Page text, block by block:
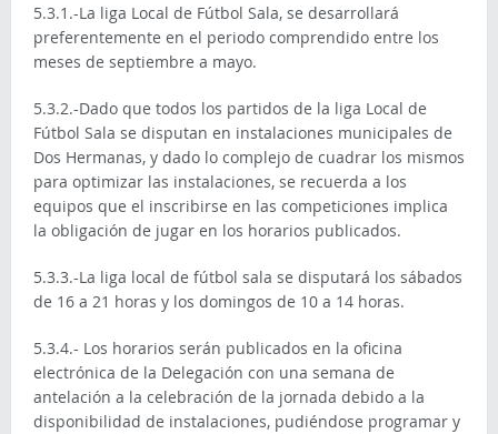
5.3.1.-La liga Local de Fútbol Sala, se desarrollará
preferentemente en el periodo comprendido entre los
meses de septiembre a mayo.
5.3.2.-Dado que todos los partidos de la liga Local de
Fútbol Sala se disputan en instalaciones municipales de
Dos Hermanas, y dado lo complejo de cuadrar los mismos
para optimizar las instalaciones, se recuerda a los
equipos que el inscribirse en las competiciones implica
la obligación de jugar en los horarios publicados.
5.3.3.-La liga local de fútbol sala se disputará los sábados
de 16 a 21 horas y los domingos de 10 a 14 horas.
5.3.4.- Los horarios serán publicados en la oficina
electrónica de la Delegación con una semana de
antelación a la celebración de la jornada debido a la
disponibilidad de instalaciones, pudiéndose programar y